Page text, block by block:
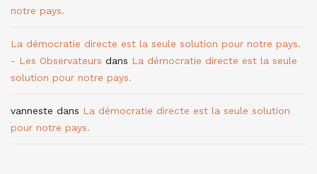
notre pays.
La démocratie directe est la seule solution pour notre pays.
- Les Observateurs dans La démocratie directe est la seule
solution pour notre pays.
vanneste dans La démocratie directe est la seule solution
pour notre pays.